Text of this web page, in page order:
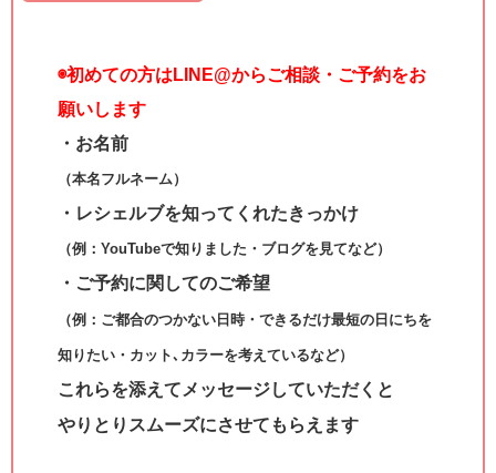
◉初めての方はLINE@からご相談・ご予約をお
願いします
・お名前
（本名フルネーム）
・レシェルブを知ってくれたきっかけ
（例：YouTubeで知りました・ブログを見てなど）
・ご予約に関してのご希望
（例：ご都合のつかない日時・できるだけ最短の日にちを
知りたい・カット､カラーを考えているなど）
これらを添えてメッセージしていただくと
やりとりスムーズにさせてもらえます